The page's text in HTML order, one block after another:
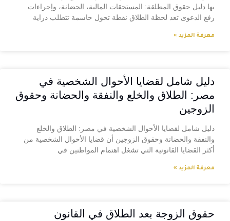
بها دليل حقوق المطلقة: المستحقات المالية، الحضانة، وإجراءات
رفع الدعوى تعد لحظة الطلاق نقطة تحول حاسمة تتطلب دراية
معرفة المزيد »
دليل شامل لقضايا الأحوال الشخصية في
مصر: الطلاق والخلع والنفقة والحضانة وحقوق
الزوجين
دليل شامل لقضايا الأحوال الشخصية في مصر: الطلاق والخلع
والنفقة والحضانة وحقوق الزوجين أن قضايا الأحوال الشخصية من
أكثر القضايا القانونية التي تشغل اهتمام المواطنين في
معرفة المزيد »
حقوق الزوجة بعد الطلاق في القانون